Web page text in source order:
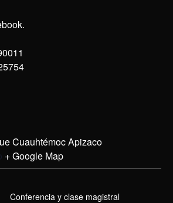
Cuauhtémoc Apizaco
+ Google Map
Conferencia y clase magistral